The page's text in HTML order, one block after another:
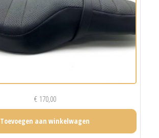
€170,00
Toevoegen aan winkelwagen